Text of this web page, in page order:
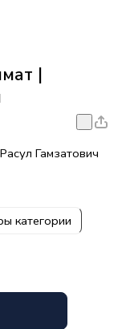
|
Гамзатович
категории